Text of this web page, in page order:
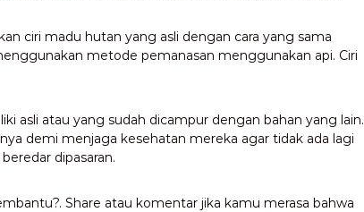
ciri madu hutan yang asli dengan cara yang sama
metode pemanasan menggunakan api. Ciri
asli atau yang sudah dicampur dengan bahan yang lain.
demi menjaga kesehatan mereka agar tidak ada lagi
dipasaran.
Share atau komentar jika kamu merasa bahwa